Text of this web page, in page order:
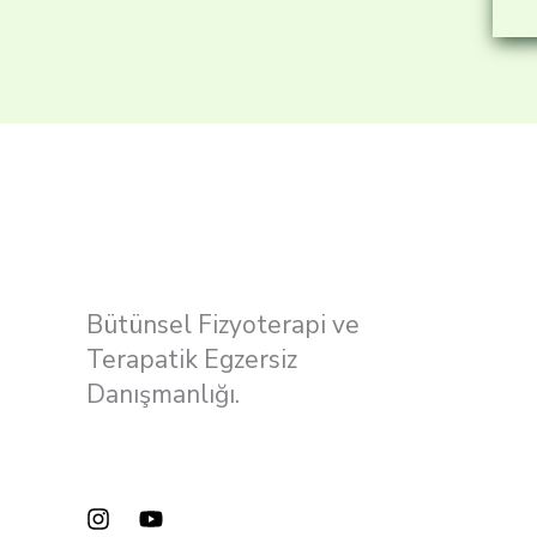
Bütünsel Fizyoterapi ve
Terapatik Egzersiz
Danışmanlığı.